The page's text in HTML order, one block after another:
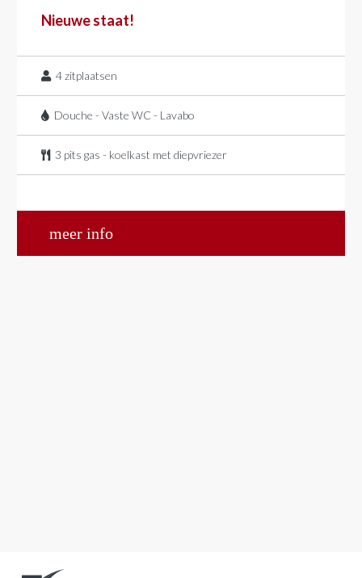
Nieuwe staat!
4zitplaatsen
Douche - Vaste WC - Lavabo
3 pits gas - koelkast met diepvriezer
meer info